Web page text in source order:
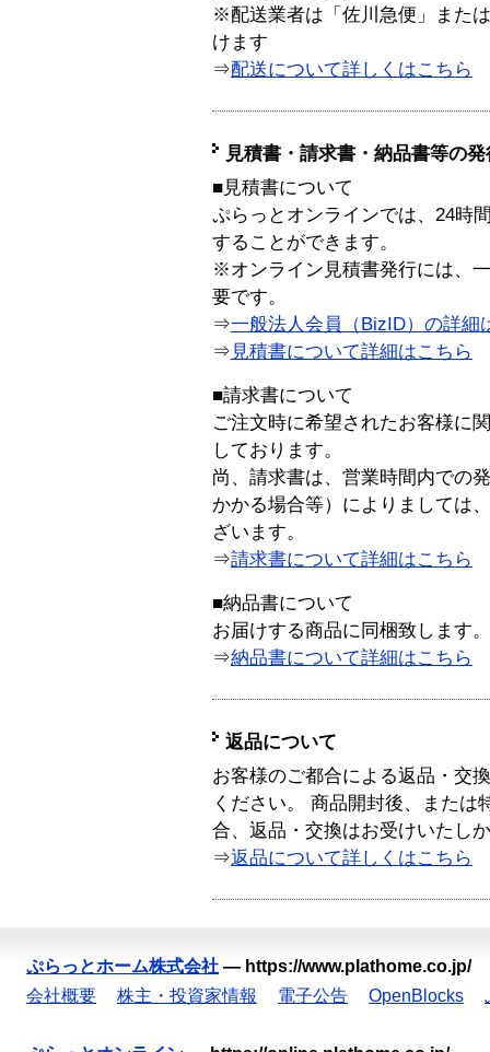
※配送業者は「佐川急便」また
けます
⇒配送について詳しくはこちら
見積書・請求書・納品書等の
■見積書について
ぷらっとオンラインでは、24時
することができます。
※オンライン見積書発行には、
要です。
⇒一般法人会員（BizID）の詳細
⇒ 見積書について詳細はこちら
■請求書について
ご注文時に希望されたお客様に
しております。
尚、請求書は、営業時間内での
かかる場合等）によりましては
ざいます。
⇒請求書について詳細はこちら
■納品書について
お届けする商品に同梱致します。
⇒納品書について詳細はこちら
返品について
お客様のご都合による返品・交
ください。 商品開封後、または
合、返品・交換はお受けいたし
⇒返品について詳しくはこちら
ぷらっとホーム株式会社 — https://www.plathome.co.jp/
会社概要
株主・投資家情報 電子公告 OpenBlocks